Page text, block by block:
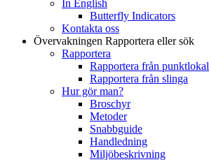
In English
Butterfly Indicators
Kontakta oss
Övervakningen Rapportera eller sök
Rapportera
Rapportera från punktlokal
Rapportera från slinga
Hur gör man?
Broschyr
Metoder
Snabbguide
Handledning
Miljöbeskrivning